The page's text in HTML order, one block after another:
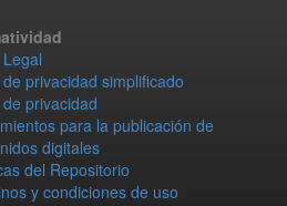
privacidad simplificado
privacidad
para la publicación de
digitales
del Repositorio
y condiciones de uso